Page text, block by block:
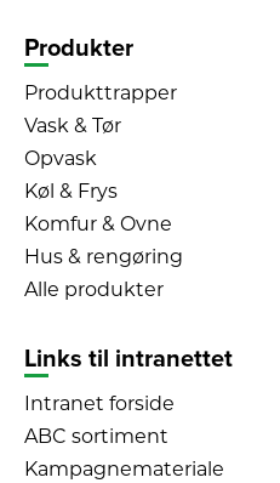
Produkter
Produkttrapper
Vask & Tør
Opvask
Køl & Frys
Komfur & Ovne
Hus & rengøring
Alle produkter
Links til intranettet
Intranet forside
ABC sortiment
Kampagnemateriale